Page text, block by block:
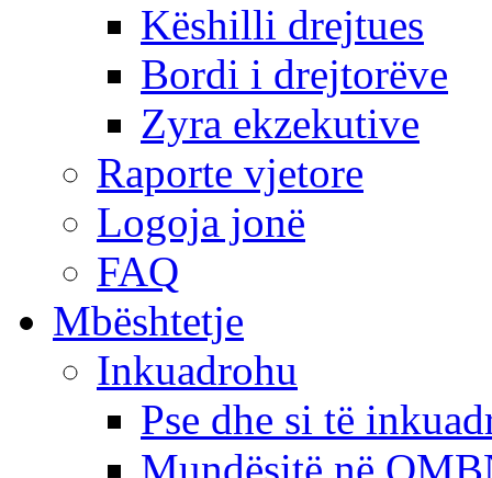
Këshilli drejtues
Bordi i drejtorëve
Zyra ekzekutive
Raporte vjetore
Logoja jonë
FAQ
Mbështetje
Inkuadrohu
Pse dhe si të
Mundësitë në